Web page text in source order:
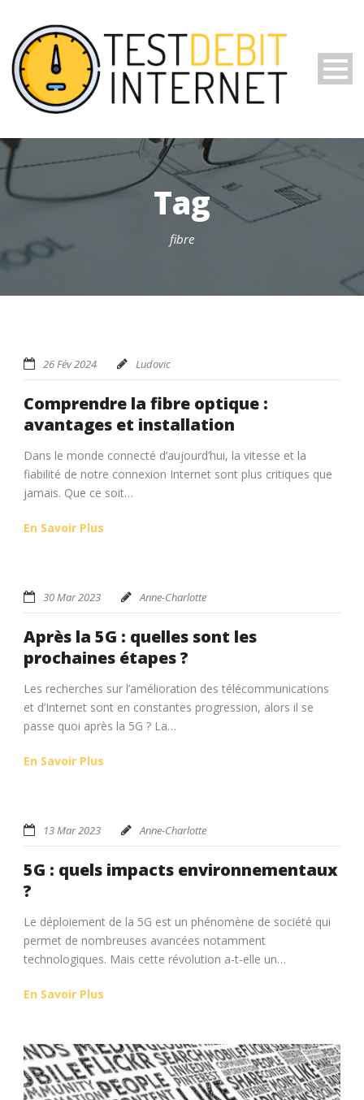
Tag
fibre
26 Fév 2024 Ludovic
Comprendre la fibre optique :
avantages et installation
Dans le monde connecté d’aujourd’hui, la vitesse et la
fiabilité de notre connexion Internet sont plus critiques que
jamais. Que ce soit…
En Savoir Plus
30 Mar 2023 Anne-Charlotte
Après la 5G : quelles sont les
prochaines étapes ?
Les recherches sur l’amélioration des télécommunications
et d’Internet sont en constantes progression, alors il se
passe quoi après la 5G ? La…
En Savoir Plus
13 Mar 2023 Anne-Charlotte
5G : quels impacts environnementaux
?
Le déploiement de la 5G est un phénomène de société qui
permet de nombreuses avancées notamment
technologiques. Mais cette révolution a-t-elle un…
En Savoir Plus